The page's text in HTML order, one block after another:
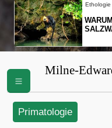
Ethologie |
WARUM
Milne-
Primatologie